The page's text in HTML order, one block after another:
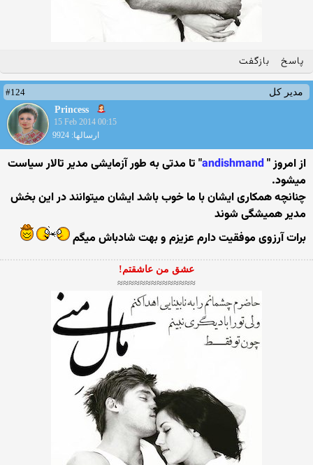
پاسخ بازگفت
مدیر کل
#124
Princess
15 Feb 2014 00:15
ارسالها: 9924
از امروز "andishmand" تا مدتی به طور آزمایشی مدیر تالار سیاست
میشود.
چنانچه همكاری ایشان با ما خوب باشد ایشان میتوانند در این بخش
مدیر همیشگی شوند
برات آرزوی موفقیت دارم عزیزم و بهت شادباش میگم
عشق من عاشقتم!
≈≈≈≈≈≈≈≈≈≈≈≈≈≈